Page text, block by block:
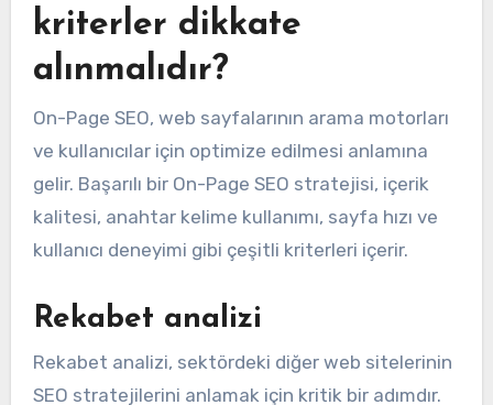
kriterler dikkate
alınmalıdır?
On-Page SEO, web sayfalarının arama motorları
ve kullanıcılar için optimize edilmesi anlamına
gelir. Başarılı bir On-Page SEO stratejisi, içerik
kalitesi, anahtar kelime kullanımı, sayfa hızı ve
kullanıcı deneyimi gibi çeşitli kriterleri içerir.
Rekabet analizi
Rekabet analizi, sektördeki diğer web sitelerinin
SEO stratejilerini anlamak için kritik bir adımdır.